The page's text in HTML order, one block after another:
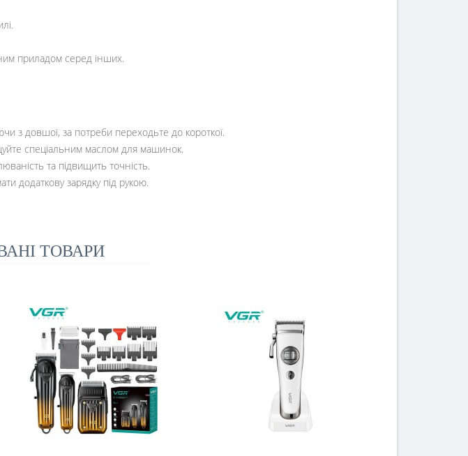
приладом серед інших.
з довшої, за потреби переходьте до короткої.
спеціальним маслом для машинок.
та підвищить точність.
додаткову зарядку під рукою.
ТОВАРИ